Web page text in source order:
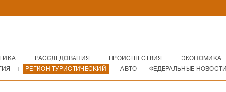
РАССЛЕДОВАНИЯ ПРОИСШЕСТВИЯ ЭКОНОМИКА
РЕГИОН ТУРИСТИЧЕСКИЙ АВТО ФЕДЕРАЛЬНЫЕ НОВОСТИ